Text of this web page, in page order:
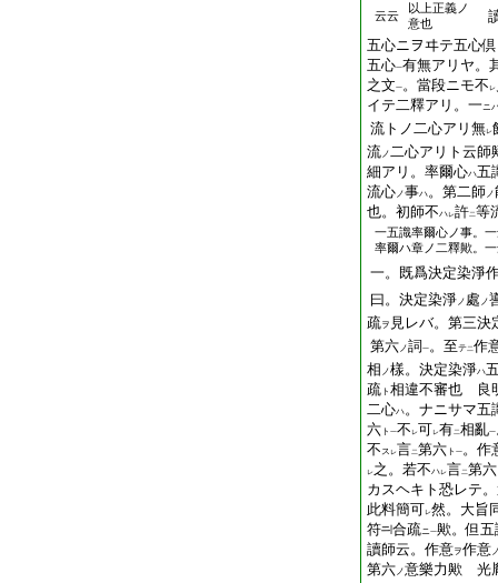
云云
以上正義ノ
意也
五心ニヲヰテ五心
五心一有無アリヤ。
之文一。當段ニモ不 レ
イテ二釋アリ。一ニ
流トノ二心アリ無レ
流ノ二心アリト云師
細アリ。率爾心ハ五
流心ノ事ハ。第二師ノ
也。初師不ハレ許二等
一五識率爾心ノ事。
率爾ハ章ノ二釋歟。
一。既爲決定染淨
曰。決定染淨ノ 處 ノ
疏ヲ 見レバ。第三決
第六ノ詞 一。至テ二作
相 ノ樣。決定染淨ハ
疏 ト 相違不審也 良
二心ハ。ナニサマ五
六 ト 一不 レ可レ有二相亂一
不 ス レ言二第六 ト 一。作
レ之。若不ハレ言二第六
カスヘキト恐レテ
此料簡可レ然。大旨
符
合疏ニ一歟。但五
讀師云。作意ヲ作意
第六ノ意樂力歟 光